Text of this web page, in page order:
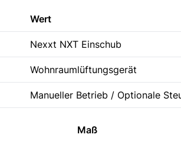
Wert
Nexxt NXT Einschub
Wohnraumlüftungsgerät
Manueller Betrieb / Optionale
Maß